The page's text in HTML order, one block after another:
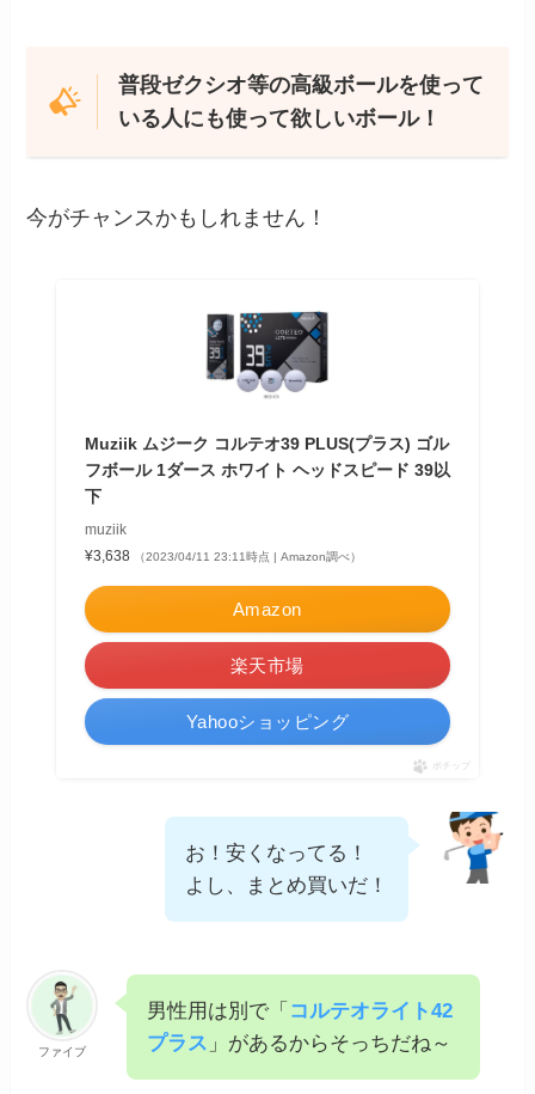
普段ゼクシオ等の高級ボールを使って
いる人にも使って欲しいボール！
今がチャンスかもしれません！
Muziik ムジーク コルテオ39 PLUS(プラス) ゴル
フボール 1ダース ホワイト ヘッドスピード 39以
下
muziik
¥3,638
（2023/04/11 23:11時点 | Amazon調べ）
Amazon
楽天市場
Yahooショッピング
ポチップ
お！安くなってる！
よし、まとめ買いだ！
ファイブ
男性用は別で「 コルテオライト42
プラス 」があるからそっちだね～